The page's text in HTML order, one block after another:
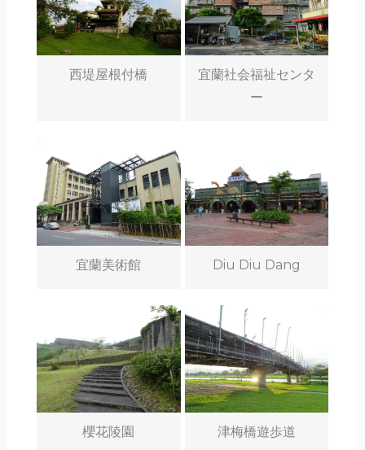
西堤屋根付橋
宜蘭社会福祉センタ
ー
宜蘭美術館 Diu Diu Dang
櫻花陵園 津梅橋遊歩道